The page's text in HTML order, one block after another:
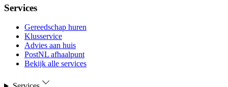
Services
Gereedschap huren
Klusservice
Advies aan huis
PostNL afhaalpunt
Bekijk alle services